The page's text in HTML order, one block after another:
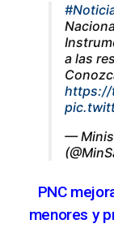
a las
https://
—
PNC
menores y